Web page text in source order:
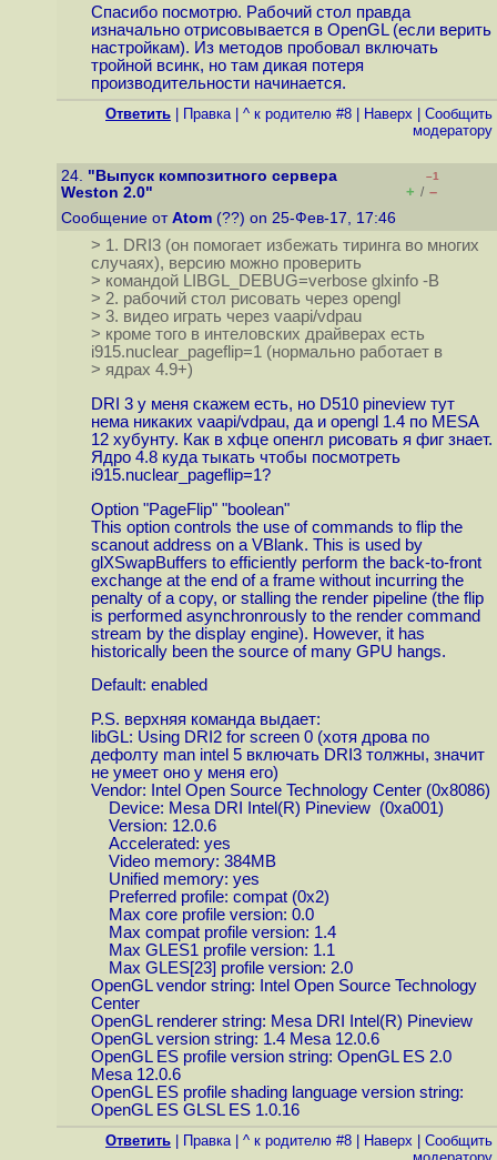
Спасибо посмотрю. Рабочий стол правда
изначально отрисовывается в OpenGL (если верить
настройкам). Из методов пробовал включать
тройной всинк, но там дикая потеря
производительности начинается.
Ответить Правка| ^ к родителю #8 Наверх
Cообщить
модератору
24. "Выпуск композитного сервера
Weston 2.0"
–1
+ / –
Сообщение от Atom (??) on 25-Фев-17, 17:46
> 1. DRI3 (он помогает избежать тиринга во многих
случаях), версию можно проверить
> командой LIBGL_DEBUG=verbose glxinfo -B
> 2. рабочий стол рисовать через opengl
> 3. видео играть через vaapi/vdpau
> кроме того в интеловских драйверах есть
i915.nuclear_pageflip=1 (нормально работает в
> ядрах 4.9+)
DRI 3 у меня скажем есть, но D510 pineview тут
нема никаких vaapi/vdpau, да и opengl 1.4 по MESA
12 хубунту. Как в хфце опенгл рисовать я фиг знает.
Ядро 4.8 куда тыкать чтобы посмотреть
i915.nuclear_pageflip=1?
Option "PageFlip" "boolean"
This option controls the use of commands to flip the
scanout address on a VBlank. This is used by
glXSwapBuffers to efficiently perform the back-to-front
exchange at the end of a frame without incurring the
penalty of a copy, or stalling the render pipeline (the flip
is performed asynchronrously to the render command
stream by the display engine). However, it has
historically been the source of many GPU hangs.
Default: enabled
P.S. верхняя команда выдает:
libGL: Using DRI2 for screen 0 (хотя дрова по
дефолту man intel 5 включать DRI3 толжны, значит
не умеет оно у меня его)
Vendor: Intel Open Source Technology Center (0x8086)
Device: Mesa DRI Intel(R) Pineview (0xa001)
Version: 12.0.6
Accelerated: yes
Video memory: 384MB
Unified memory: yes
Preferred profile: compat (0x2)
Max core profile version: 0.0
Max compat profile version: 1.4
Max GLES1 profile version: 1.1
Max GLES[23] profile version: 2.0
OpenGL vendor string: Intel Open Source Technology
Center
OpenGL renderer string: Mesa DRI Intel(R) Pineview
OpenGL version string: 1.4 Mesa 12.0.6
OpenGL ES profile version string: OpenGL ES 2.0
Mesa 12.0.6
OpenGL ES profile shading language version string:
OpenGL ES GLSL ES 1.0.16
Ответить Правка| ^ к родителю #8 Наверх
Cообщить